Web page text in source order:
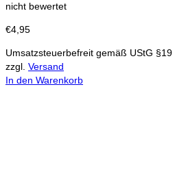
nicht bewertet
€4,95
Umsatzsteuerbefreit gemäß UStG §19
zzgl. Versand
In den Warenkorb